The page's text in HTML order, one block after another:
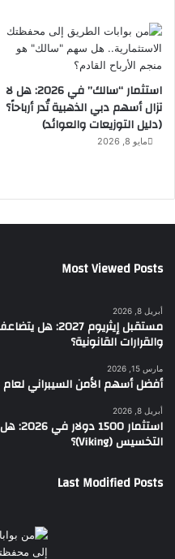
استثمار “سالك” في 2026: هل لا
تزال أسهم دبي الذهبية تُدر أرباحاً؟
(دليل التوزيعات والعوائد)
مايو 8, 2026
Most Viewed Posts
أبريل 8, 2026
مستقبل إيثريوم
والقرارات القانونية؟
مارس 15, 2026
أفضل أسهم الأمن السيبراني لعام 2026 وكيفية الاستثمار فيها
أبريل 8, 2026
التخسيس (Viking)؟
Last Modified Posts